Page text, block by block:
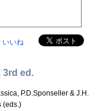
いいね
3rd ed.
P.D.Sponseller & J.H.
(eds.)